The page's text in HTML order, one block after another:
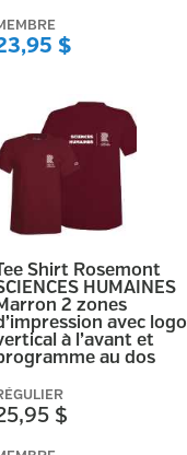
$
Shirt Rosemont
HUMAINES
2 zones
avec logo
à l’avant et
au dos
$